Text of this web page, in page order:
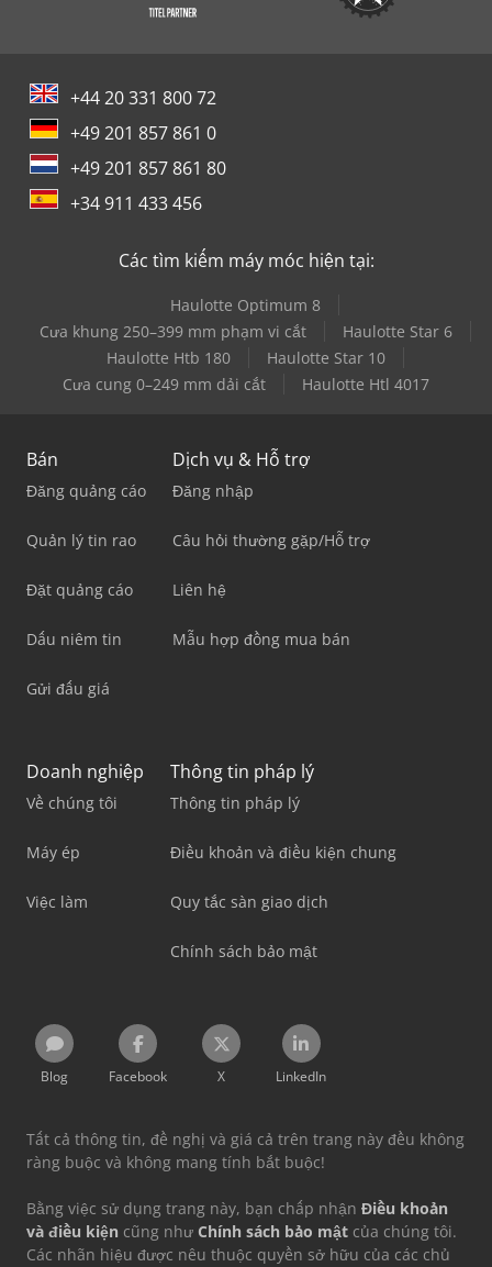
+44 20 331 800 72
+49 201 857 861 0
+49 201 857 861 80
+34 911 433 456
Các tìm kiếm máy móc hiện tại:
Haulotte Optimum 8
Cưa khung 250–399 mm phạm vi cắt
Haulotte Star 6
Haulotte Htb 180
Haulotte Star 10
Cưa cung 0–249 mm dải cắt
Haulotte Htl 4017
Bán
Đăng quảng cáo
Quản lý tin rao
Đặt quảng cáo
Dấu niêm tin
Gửi đấu giá
Dịch vụ & Hỗ trợ
Đăng nhập
Câu hỏi thường gặp/Hỗ trợ
Liên hệ
Mẫu hợp đồng mua bán
Doanh nghiệp
Về chúng tôi
Máy ép
Việc làm
Thông tin pháp lý
Thông tin pháp lý
Điều khoản và điều kiện chung
Quy tắc sàn giao dịch
Chính sách bảo mật
Blog Facebook X LinkedIn
Tất cả thông tin, đề nghị và giá cả trên trang này đều không
ràng buộc và không mang tính bắt buộc!
Bằng việc sử dụng trang này, bạn chấp nhận Điều khoản
và điều kiện cũng như Chính sách bảo mật của chúng tôi.
Các nhãn hiệu được nêu thuộc quyền sở hữu của các chủ